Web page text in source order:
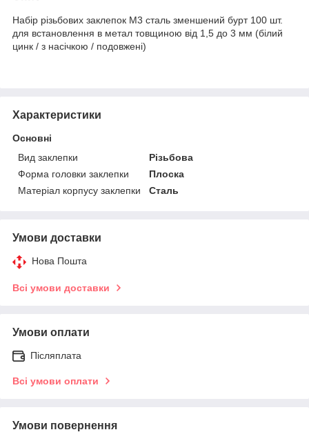
Набір різьбових заклепок M3 сталь зменшений бурт 100 шт.
для встановлення в метал товщиною від 1,5 до 3 мм (білий
цинк / з насічкою / подовжені)
Характеристики
Основні
Вид заклепки
Різьбова
Форма головки заклепки
Плоска
Матеріал корпусу заклепки
Сталь
Умови доставки
Нова Пошта
Всі умови доставки
Умови оплати
Післяплата
Всі умови оплати
Умови повернення